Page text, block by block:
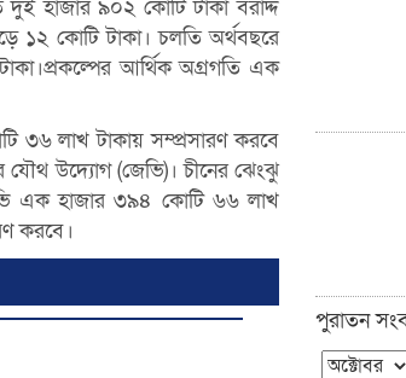
দুই হাজার ৯০২ কোটি টাকা বরাদ্দ
১২ কোটি টাকা। চলতি অর্থবছরে
আর্থিক অগ্রগতি এক
৩৬ লাখ টাকায় সম্প্রসারণ করবে
যৌথ উদ্যোগ (জেভি)। চীনের ঝেংঝু
এক হাজার ৩৯৪ কোটি ৬৬ লাখ
করবে।
পুরাতন